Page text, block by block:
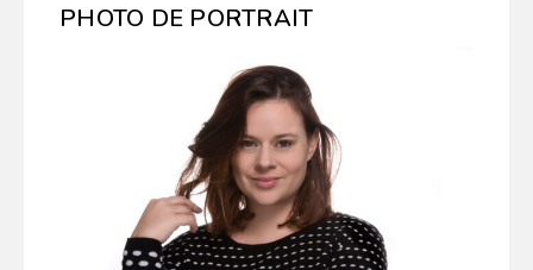
PHOTO DE PORTRAIT